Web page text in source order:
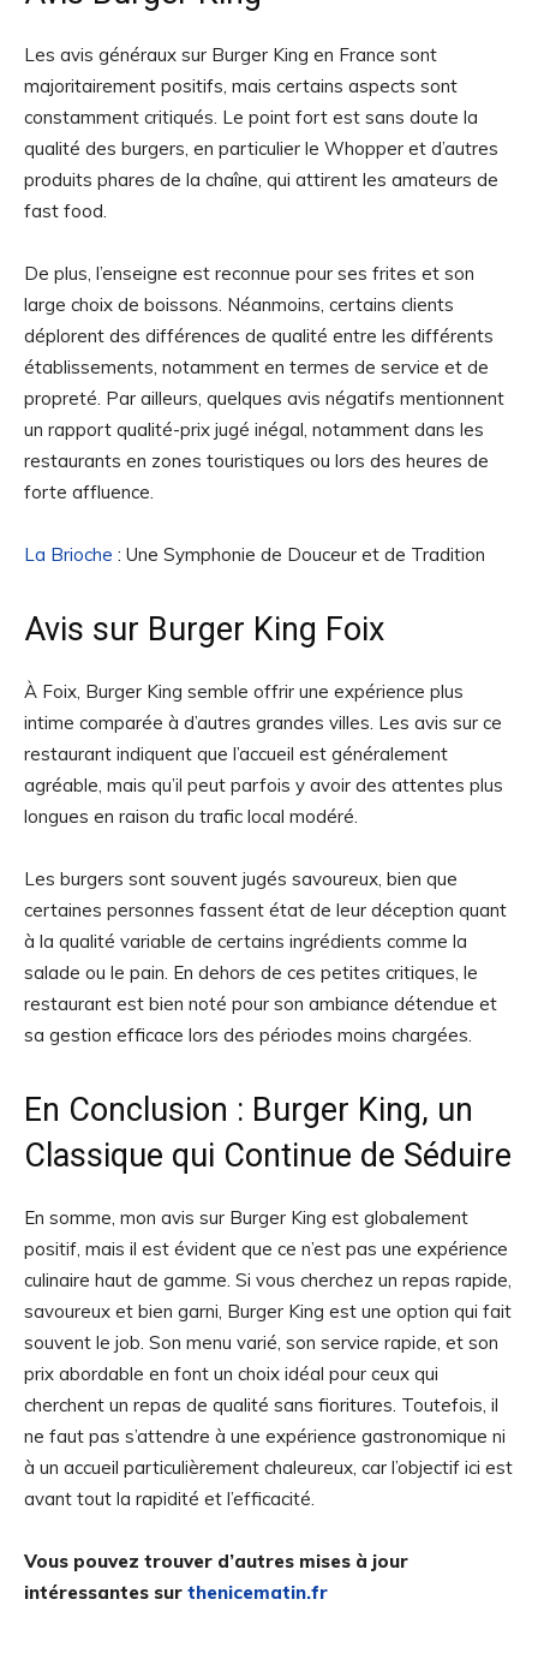
Les avis généraux sur Burger King en France sont
majoritairement positifs, mais certains aspects sont
constamment critiqués. Le point fort est sans doute la
qualité des burgers, en particulier le Whopper et d’autres
produits phares de la chaîne, qui attirent les amateurs de
fast food.
De plus, l’enseigne est reconnue pour ses frites et son
large choix de boissons. Néanmoins, certains clients
déplorent des différences de qualité entre les différents
établissements, notamment en termes de service et de
propreté. Par ailleurs, quelques avis négatifs mentionnent
un rapport qualité-prix jugé inégal, notamment dans les
restaurants en zones touristiques ou lors des heures de
forte affluence.
La Brioche : Une Symphonie de Douceur et de Tradition
Avis sur Burger King Foix
À Foix, Burger King semble offrir une expérience plus
intime comparée à d’autres grandes villes. Les avis sur ce
restaurant indiquent que l’accueil est généralement
agréable, mais qu’il peut parfois y avoir des attentes plus
longues en raison du trafic local modéré.
Les burgers sont souvent jugés savoureux, bien que
certaines personnes fassent état de leur déception quant
à la qualité variable de certains ingrédients comme la
salade ou le pain. En dehors de ces petites critiques, le
restaurant est bien noté pour son ambiance détendue et
sa gestion efficace lors des périodes moins chargées.
En Conclusion : Burger King, un
Classique qui Continue de Séduire
En somme, mon avis sur Burger King est globalement
positif, mais il est évident que ce n’est pas une expérience
culinaire haut de gamme. Si vous cherchez un repas rapide,
savoureux et bien garni, Burger King est une option qui fait
souvent le job. Son menu varié, son service rapide, et son
prix abordable en font un choix idéal pour ceux qui
cherchent un repas de qualité sans fioritures. Toutefois, il
ne faut pas s’attendre à une expérience gastronomique ni
à un accueil particulièrement chaleureux, car l’objectif ici est
avant tout la rapidité et l’efficacité.
Vous pouvez trouver d’autres mises à jour
intéressantes sur thenicematin.fr